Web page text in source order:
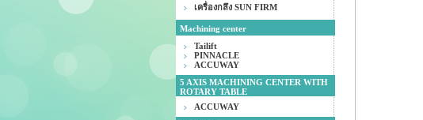
เครื่องกลึง SUN FIRM
Machining center
Tailift
PINNACLE
ACCUWAY
5 AXIS MACHINING CENTER WITH
ROTARY TABLE
ACCUWAY